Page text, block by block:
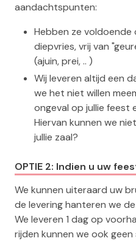
aandachtspunten:
Hebben ze
diepvries, vrij van
(ajuin, prei, .. )
Wij leveren altijd een
we het niet willen
ongeval op jullie
Hiervan kunnen we
jullie zaal?
OPTIE 2: Indien u uw
We kunnen uiteraard uw
de levering hanteren we
We leveren 1 dag op
rijden kunnen we ook